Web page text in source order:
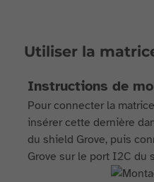
Utiliser la
Instructions de
Pour connecter la
insérer cette dernière
du shield Grove, puis
Grove sur le port I2C du